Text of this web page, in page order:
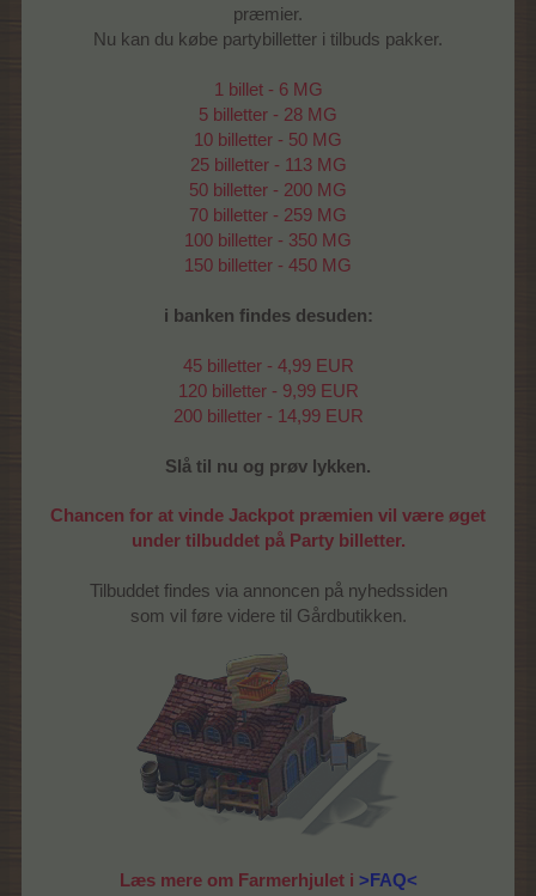
præmier.
Nu kan du købe partybilletter i tilbuds pakker.
1 billet - 6 MG
5 billetter - 28 MG
10 billetter - 50 MG
25 billetter - 113 MG
50 billetter - 200 MG
70 billetter - 259 MG
100 billetter - 350 MG
150 billetter - 450 MG
i banken findes desuden:
45 billetter - 4,99 EUR
120 billetter - 9,99 EUR
200 billetter - 14,99 EUR
Slå til nu og prøv lykken.
Chancen for at vinde Jackpot præmien vil være øget
under tilbuddet på Party billetter.
Tilbuddet findes via annoncen på nyhedssiden
som vil føre videre til Gårdbutikken.
Læs mere om Farmerhjulet i >FAQ<